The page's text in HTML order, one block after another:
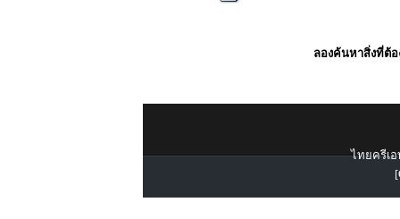
ลองค้นหาสิ่งที่ต้อ
ไทยครีเอ
[